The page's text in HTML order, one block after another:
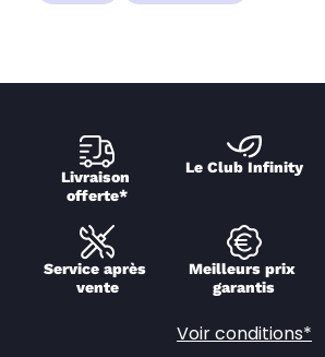
Livraison
offerte*
Le Club Infinity
Service après
vente
Meilleurs prix
garantis
Voir conditions*